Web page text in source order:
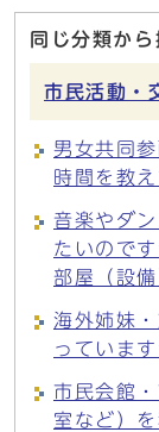
同じ分類から
市民活動・
男女共同
時間を教
音楽やダ
たいので
部屋（設
海外姉妹
っています
市民会館
室など）